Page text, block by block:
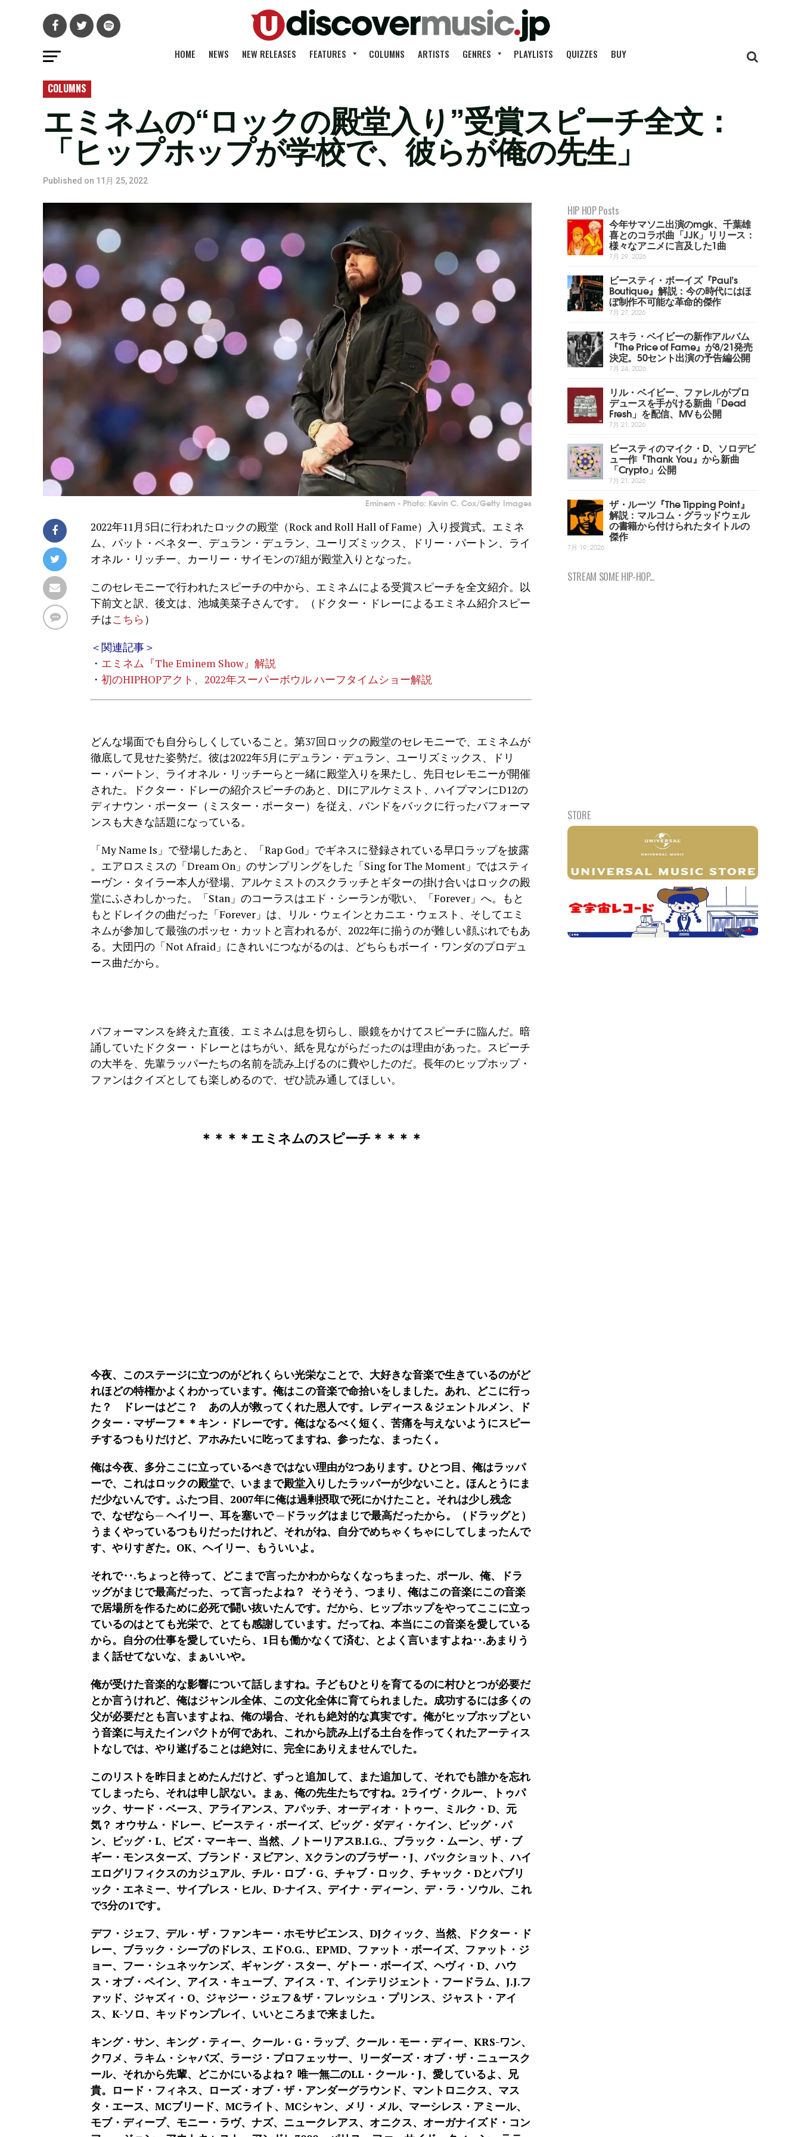
HOME NEWS NEW RELEASES FEATURES COLUMNS ARTISTS GENRES PLAYLISTS QUIZZES BUY
COLUMNS
エミネムの“ロックの殿堂入り”受賞スピーチ全文：
「ヒップホップが学校で、彼らが俺の先生」
Published on 11月 25, 2022
Eminem - Photo: Kevin C. Cox/Getty Images
2022年11月5日に行われたロックの殿堂（Rock and Roll Hall of Fame）入り授賞式。エミネ
ム、パット・ベネター、デュラン・デュラン、ユーリズミックス、ドリー・パートン、ライ
オネル・リッチー、カーリー・サイモンの7組が殿堂入りとなった。
このセレモニーで行われたスピーチの中から、エミネムによる受賞スピーチを全文紹介。以
下前文と訳、後文は、池城美菜子さんです。（ドクター・ドレーによるエミネム紹介スピー
チはこちら ）
＜関連記事＞
・ エミネム『The Eminem Show』解説
・ 初のHIPHOPアクト、2022年スーパーボウル ハーフタイムショー解説
どんな場面でも自分らしくしていること。第37回ロックの殿堂のセレモニーで、エミネムが
徹底して見せた姿勢だ。彼は2022年5月にデュラン・デュラン、ユーリズミックス、ドリ
ー・パートン、ライオネル・リッチーらと一緒に殿堂入りを果たし、先日セレモニーが開催
された。ドクター・ドレーの紹介スピーチのあと、DJにアルケミスト、ハイプマンにD12の
ディナウン・ポーター（ミスター・ポーター）を従え、バンドをバックに行ったパフォーマ
ンスも大きな話題になっている。
「My Name Is」で登場したあと、「Rap God」でギネスに登録されている早口ラップを披露
。エアロスミスの「Dream On」のサンプリングをした「Sing for The Moment」ではスティ
ーヴン・タイラー本人が登場、アルケミストのスクラッチとギターの掛け合いはロックの殿
堂にふさわしかった。「Stan」のコーラスはエド・シーランが歌い、「Forever」へ。もと
もとドレイクの曲だった「Forever」は、リル・ウェインとカニエ・ウェスト、そしてエミ
ネムが参加して最強のポッセ・カットと言われるが、2022年に揃うのが難しい顔ぶれでもあ
る。大団円の「Not Afraid」にきれいにつながるのは、どちらもボーイ・ワンダのプロデュ
ース曲だから。
パフォーマンスを終えた直後、エミネムは息を切らし、眼鏡をかけてスピーチに臨んだ。暗
誦していたドクター・ドレーとはちがい、紙を見ながらだったのは理由があった。スピーチ
の大半を、先輩ラッパーたちの名前を読み上げるのに費やしたのだ。長年のヒップホップ・
ファンはクイズとしても楽しめるので、ぜひ読み通してほしい。
＊＊＊＊エミネムのスピーチ＊＊＊＊
今夜、このステージに立つのがどれくらい光栄なことで、大好きな音楽で生きているのがど
れほどの特権かよくわかっています。俺はこの音楽で命拾いをしました。あれ、どこに行っ
た？ ドレーはどこ？ あの人が救ってくれた恩人です。レディース＆ジェントルメン、ド
クター・マザーフ＊＊キン・ドレーです。俺はなるべく短く、苦痛を与えないようにスピー
チするつもりだけど、アホみたいに吃ってますね、参ったな、まったく。
俺は今夜、多分ここに立っているべきではない理由が2つあります。ひとつ目、俺はラッパ
ーで、これはロックの殿堂で、いままで殿堂入りしたラッパーが少ないこと。ほんとうにま
だ少ないんです。ふたつ目、2007年に俺は過剰摂取で死にかけたこと。それは少し残念
で、なぜなら— ヘイリー、耳を塞いで —ドラッグはまじで最高だったから。（ドラッグと）
うまくやっているつもりだったけれど、それがね、自分でめちゃくちゃにしてしまったんで
す、やりすぎた。OK、ヘイリー、もういいよ。
それで‥.ちょっと待って、どこまで言ったかわからなくなっちまった、ポール、俺、ドラ
ッグがまじで最高だった、って言ったよね？ そうそう、つまり、俺はこの音楽にこの音楽
で居場所を作るために必死で闘い抜いたんです。だから、ヒップホップをやってここに立っ
ているのはとても光栄で、とても感謝しています。だってね、本当にこの音楽を愛している
から。自分の仕事を愛していたら、1日も働かなくて済む、とよく言いますよね‥.あまりう
まく話せてないな、まぁいいや。
俺が受けた音楽的な影響について話しますね。子どもひとりを育てるのに村ひとつが必要だ
とか言うけれど、俺はジャンル全体、この文化全体に育てられました。成功するには多くの
父が必要だとも言いますよね、俺の場合、それも絶対的な真実です。俺がヒップホップとい
う音楽に与えたインパクトが何であれ、これから読み上げる土台を作ってくれたアーティス
トなしでは、やり遂げることは絶対に、完全にありえませんでした。
このリストを昨日まとめたんだけど、ずっと追加して、また追加して、それでも誰かを忘れ
てしまったら、それは申し訳ない。まぁ、俺の先生たちですね。2ライヴ・クルー、トゥパ
ック、サード・ベース、アライアンス、アパッチ、オーディオ・トゥー、ミルク・D、元
気？ オウサム・ドレー、ビースティ・ボーイズ、ビッグ・ダディ・ケイン、ビッグ・パ
ン、ビッグ・L、ビズ・マーキー、当然、ノトーリアスB.I.G.、ブラック・ムーン、ザ・ブ
ギー・モンスターズ、ブランド・ヌビアン、Xクランのブラザー・J、バックショット、ハイ
エログリフィクスのカジュアル、チル・ロブ・G、チャブ・ロック、チャック・Dとパブリ
ック・エネミー、サイプレス・ヒル、D-ナイス、デイナ・ディーン、デ・ラ・ソウル、これ
で3分の1です。
デフ・ジェフ、デル・ザ・ファンキー・ホモサピエンス、DJクィック、当然、ドクター・ド
レー、ブラック・シープのドレス、エドO.G.、EPMD、ファット・ボーイズ、ファット・ジ
ョー、フー・シュネッケンズ、ギャング・スター、ゲトー・ボーイズ、ヘヴィ・D、ハウ
ス・オブ・ペイン、アイス・キューブ、アイス・T、インテリジェント・フードラム、J.J.フ
ァッド、ジャズィ・O、ジャジー・ジェフ＆ザ・フレッシュ・プリンス、ジャスト・アイ
ス、K-ソロ、キッドゥンプレイ、いいところまで来ました。
キング・サン、キング・ティー、クール・G・ラップ、クール・モー・ディー、KRS-ワン、
クワメ、ラキム・シャバズ、ラージ・プロフェッサー、リーダーズ・オブ・ザ・ニュースク
ール、それから先輩、どこかにいるよね？ 唯一無二のLL・クール・J、愛しているよ、兄
貴。ロード・フィネス、ローズ・オブ・ザ・アンダーグラウンド、マントロニクス、マス
タ・エース、MCブリード、MCライト、MCシャン、メリ・メル、マーシレス・アミール、
モブ・ディープ、モニー・ラヴ、ナズ、ニュークレアス、オニクス、オーガナイズド・コン
HIP HOP Posts
今年サマソニ出演のmgk、千葉雄
喜とのコラボ曲「JJK」リリース：
様々なアニメに言及した1曲
7月 29, 2026
ビースティ・ボーイズ『Paul’s
Boutique』解説：今の時代にはほ
ぼ制作不可能な革命的傑作
7月 27, 2026
スキラ・ベイビーの新作アルバム
『The Price of Fame』が8/21発売
決定。50セント出演の予告編公開
7月 24, 2026
リル・ベイビー、ファレルがプロ
デュースを手がける新曲「Dead
Fresh」を配信、MVも公開
7月 21, 2026
ビースティのマイク・D、ソロデビ
ュー作『Thank You』から新曲
「Crypto」公開
7月 21, 2026
ザ・ルーツ『The Tipping Point』
解説：マルコム・グラッドウェル
の書籍から付けられたタイトルの
傑作
7月 19, 2026
STREAM SOME HIP-HOP...
STORE